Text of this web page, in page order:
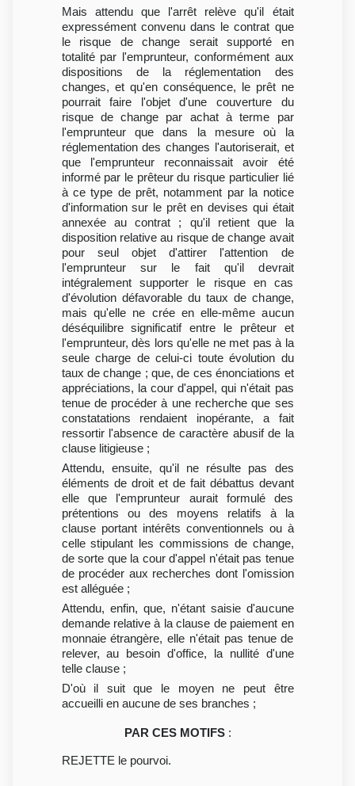
Mais attendu que l'arrêt relève qu'il était
expressément convenu dans le contrat que
le risque de change serait supporté en
totalité par l'emprunteur, conformément aux
dispositions de la réglementation des
changes, et qu'en conséquence, le prêt ne
pourrait faire l'objet d'une couverture du
risque de change par achat à terme par
l'emprunteur que dans la mesure où la
réglementation des changes l'autoriserait, et
que l'emprunteur reconnaissait avoir été
informé par le prêteur du risque particulier lié
à ce type de prêt, notamment par la notice
d'information sur le prêt en devises qui était
annexée au contrat ; qu'il retient que la
disposition relative au risque de change avait
pour seul objet d'attirer l'attention de
l'emprunteur sur le fait qu'il devrait
intégralement supporter le risque en cas
d'évolution défavorable du taux de change,
mais qu'elle ne crée en elle-même aucun
déséquilibre significatif entre le prêteur et
l'emprunteur, dès lors qu'elle ne met pas à la
seule charge de celui-ci toute évolution du
taux de change ; que, de ces énonciations et
appréciations, la cour d'appel, qui n'était pas
tenue de procéder à une recherche que ses
constatations rendaient inopérante, a fait
ressortir l'absence de caractère abusif de la
clause litigieuse ;
Attendu, ensuite, qu'il ne résulte pas des
éléments de droit et de fait débattus devant
elle que l'emprunteur aurait formulé des
prétentions ou des moyens relatifs à la
clause portant intérêts conventionnels ou à
celle stipulant les commissions de change,
de sorte que la cour d'appel n'était pas tenue
de procéder aux recherches dont l'omission
est alléguée ;
Attendu, enfin, que, n'étant saisie d'aucune
demande relative à la clause de paiement en
monnaie étrangère, elle n'était pas tenue de
relever, au besoin d'office, la nullité d'une
telle clause ;
D'où il suit que le moyen ne peut être
accueilli en aucune de ses branches ;
PAR CES MOTIFS:
REJETTE le pourvoi.